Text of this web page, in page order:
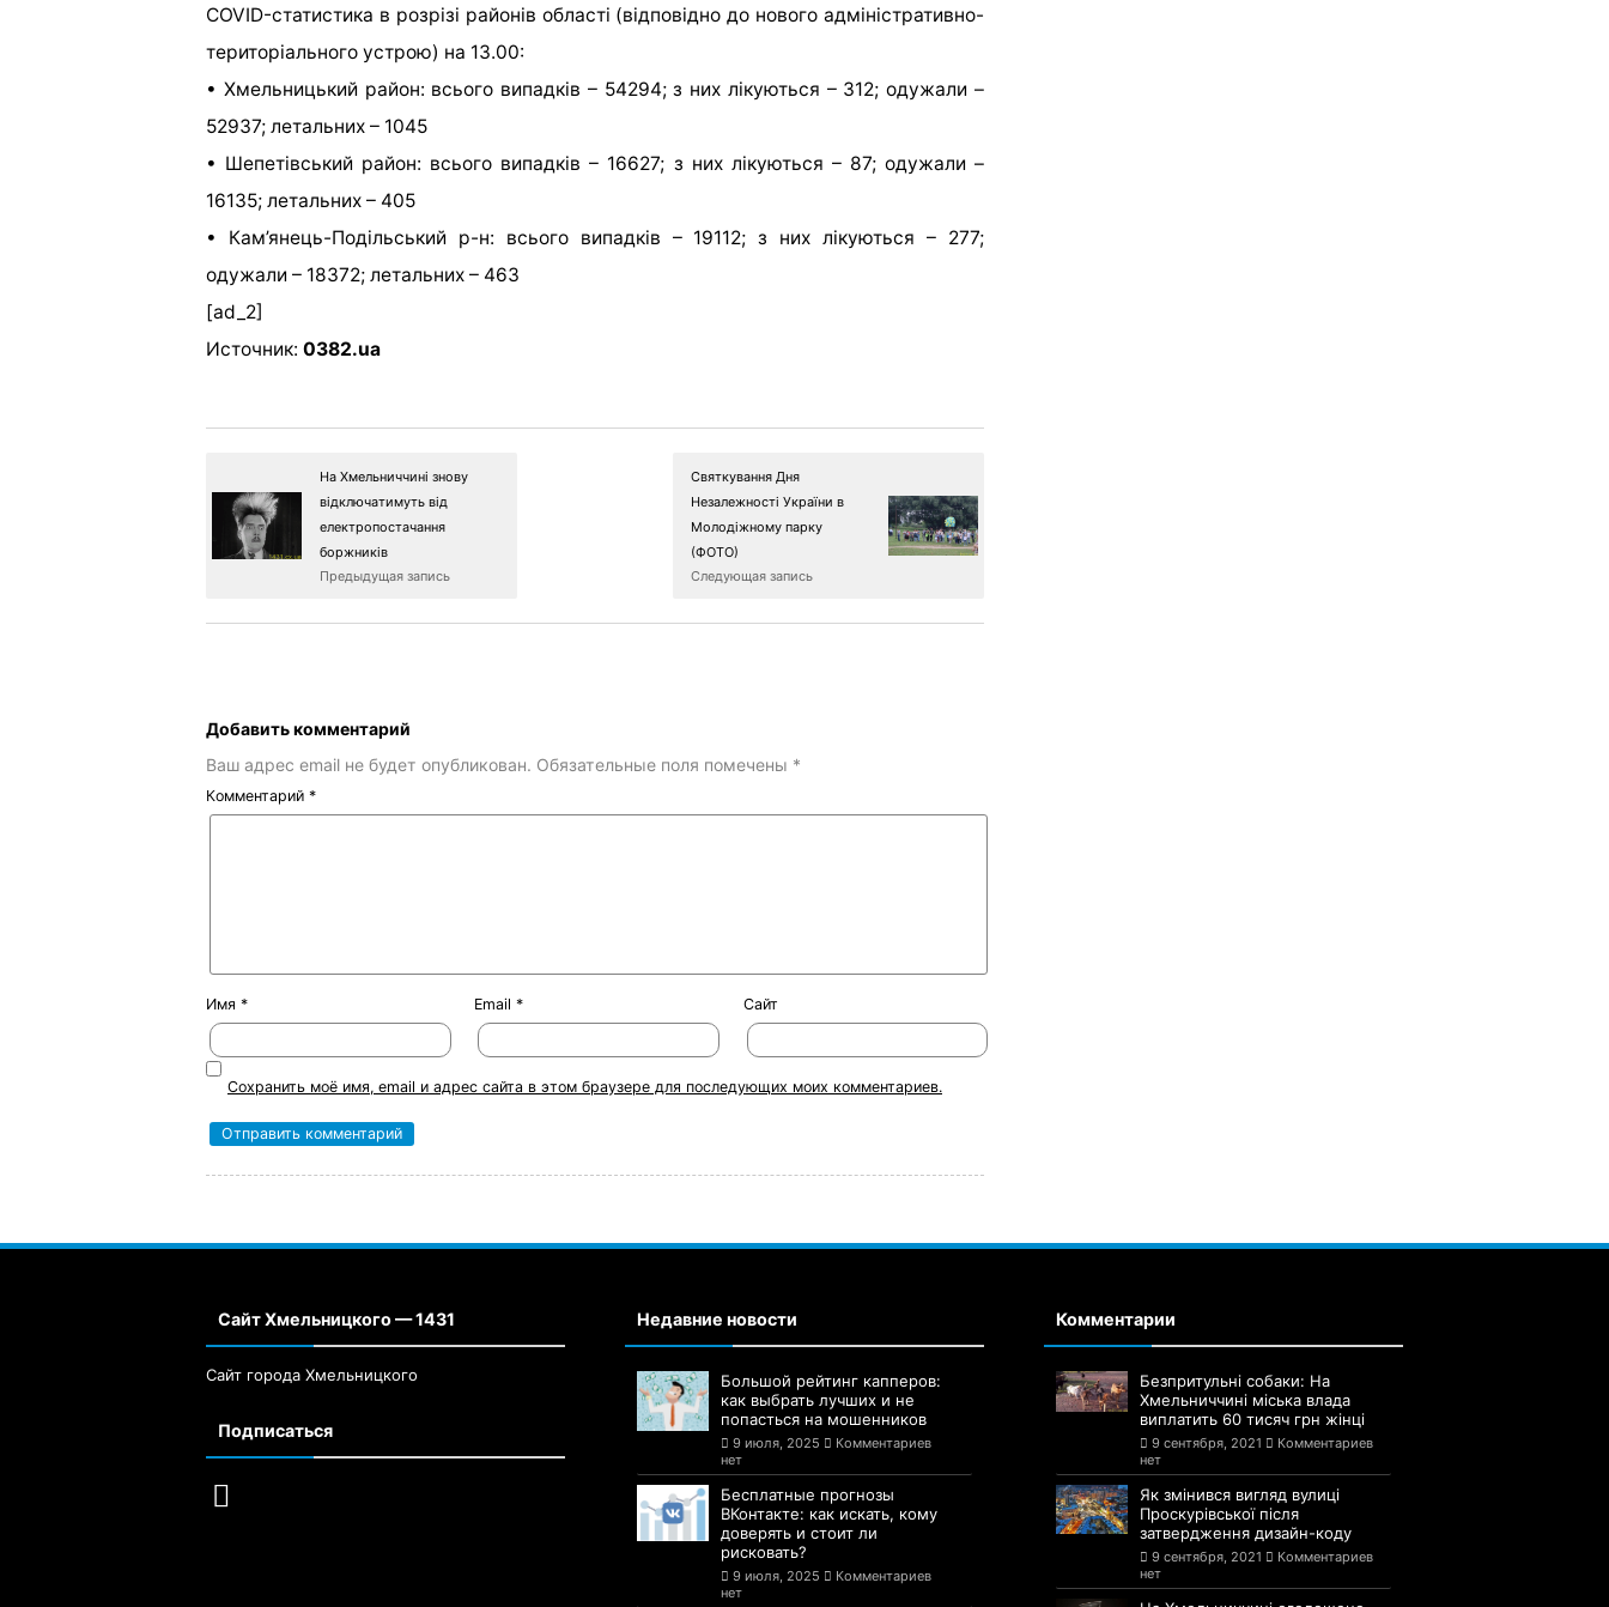
СOVID-статистика в розрізі районів області (відповідно до нового адміністративно-
територіального устрою) на 13.00:
• Хмельницький район: всього випадків – 54294; з них лікуються – 312; одужали –
52937; летальних – 1045
• Шепетівський район: всього випадків – 16627; з них лікуються – 87; одужали –
16135; летальних – 405
• Кам’янець-Подільський р-н: всього випадків – 19112; з них лікуються – 277;
одужали – 18372; летальних – 463
[ad_2]
Источник: 0382.ua
На Хмельниччині знову
відключатимуть від
електропостачання
боржників
Предыдущая запись
Святкування Дня
Незалежності України в
Молодіжному парку
(ФОТО)
Следующая запись
Добавить комментарий
Ваш адрес email не будет опубликован. Обязательные поля помечены *
Комментарий *
Имя * Email* Сайт
Сохранить моё имя, email и адрес сайта в этом браузере для последующих моих комментариев.
Сайт Хмельницкого — 1431
Сайт города Хмельницкого
Подписаться
Недавние новости
Большой рейтинг капперов:
как выбрать лучших и не
попасться на мошенников
9 июля, 2025
Комментариев
нет
Бесплатные прогнозы
ВКонтакте: как искать, кому
доверять и стоит ли
рисковать?
9 июля, 2025
Комментариев
нет
Комментарии
Безпритульні собаки: На
Хмельниччині міська влада
виплатить 60 тисяч грн жінці
9 сентября, 2021
Комментариев
нет
Як змінився вигляд вулиці
Проскурівської після
затвердження дизайн-коду
9 сентября, 2021
Комментариев
нет